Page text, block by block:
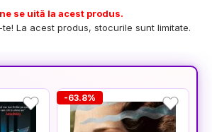
se uită la acest produs.
te! La acest produs, stocurile sunt limitate.
-63.8%